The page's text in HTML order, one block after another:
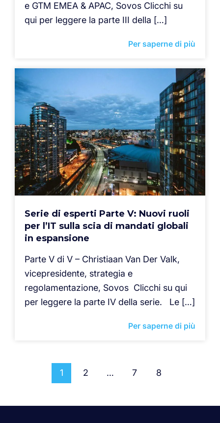
e GTM EMEA & APAC, Sovos Clicchi su
qui per leggere la parte III della […]
Per saperne di più
Serie di esperti Parte V: Nuovi ruoli
per l’IT sulla scia di mandati globali
in espansione
Parte V di V – Christiaan Van Der Valk,
vicepresidente, strategia e
regolamentazione, Sovos Clicchi su qui
per leggere la parte IV della serie. Le […]
Per saperne di più
1 2 … 7 8